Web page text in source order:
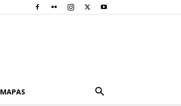
MAPAS